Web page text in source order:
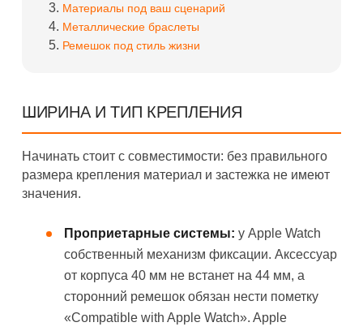
Материалы под ваш сценарий
Металлические браслеты
Ремешок под стиль жизни
ШИРИНА И ТИП КРЕПЛЕНИЯ
Начинать стоит с совместимости: без правильного
размера крепления материал и застежка не имеют
значения.
Проприетарные системы: у Apple Watch
собственный механизм фиксации. Аксессуар
от корпуса 40 мм не встанет на 44 мм, а
сторонний ремешок обязан нести пометку
«Compatible with Apple Watch». Apple